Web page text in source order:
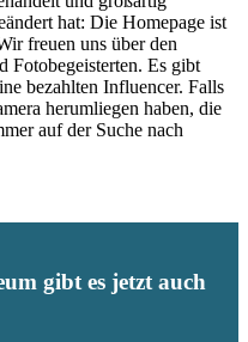
hat: Die Homepage ist
freuen uns über den
Fotobegeisterten. Es gibt
bezahlten Influencer. Falls
herumliegen haben, die
auf der Suche nach
gibt es jetzt auch